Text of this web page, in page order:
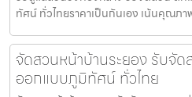
ทัศน์ ทั่วไทยราคาเป็นกันเอง เน้นคุณภ
จัดสวนหน้าบ้านระยอง รับจั
ออกแบบภูมิทัศน์ ทั่วไทย